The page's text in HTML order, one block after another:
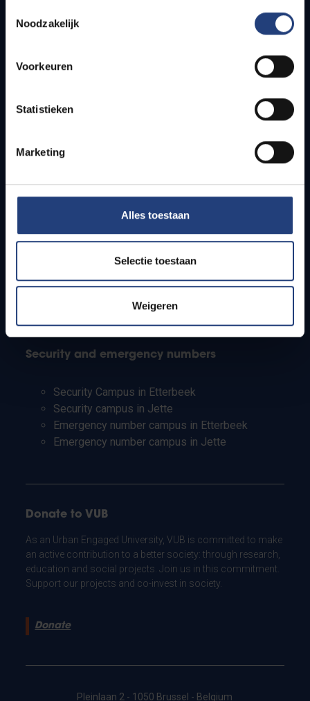
Noodzakelijk
Voorkeuren
Statistieken
Marketing
Alles toestaan
Selectie toestaan
Weigeren
Quick links
How to get to the VUB campuses
Students
PhD students
Teachers and secondary schools
Working students
Security and emergency numbers
Security Campus in Etterbeek
Security campus in Jette
Emergency number campus in Etterbeek
Emergency number campus in Jette
Donate to VUB
As an Urban Engaged University, VUB is committed to make
an active contribution to a better society: through research,
education and social projects. Join us in this commitment.
Support our projects and co-invest in society.
Donate
Pleinlaan 2 - 1050 Brussel - Belgium